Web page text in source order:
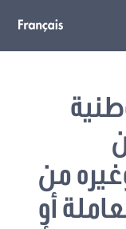
من
أو